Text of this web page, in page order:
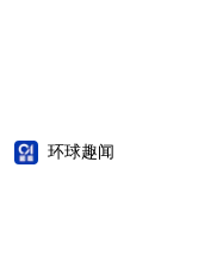
环球趣闻